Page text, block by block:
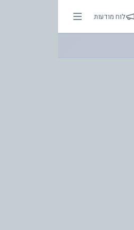
הדרך לוח מודעות